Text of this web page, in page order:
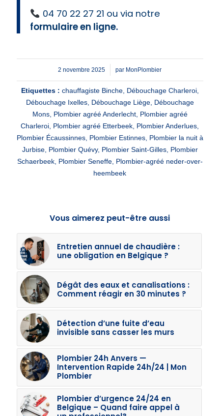
04 70 22 27 21 ou via notre
formulaire en ligne.
2 novembre 2025
/ par MonPlombier
Etiquettes : chauffagiste Binche, Débouchage Charleroi,
Débouchage Ixelles, Débouchage Liège, Débouchage
Mons, Plombier agréé Anderlecht, Plombier agréé
Charleroi Plombier agréé Etterbeek Plombier Anderlues
Plombier Écaussinnes, Plombier Estinnes, Plombier la nuit à
Jurbise, Plombier Quévy, Plombier Saint-Gilles, Plombier
Schaerbeek, Plombier Seneffe, Plombier-agréé neder-over-
heembeek
Vous aimerez peut-être aussi
Entretien annuel de chaudière :
une obligation en Belgique ?
Dégât des eaux et canalisations :
Comment réagir en 30 minutes ?
Détection d’une fuite d’eau
invisible sans casser les murs
Plombier 24h Anvers —
Intervention Rapide 24h/24 | Mon
Plombier
Plombier d’urgence 24/24 en
Belgique – Quand faire appel à